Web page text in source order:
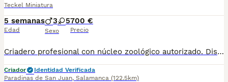
Teckel Miniatura
5 semanas
Edad
3 5
Sexo
700 €
Precio
Criadero profesional con núcleo zoológico autorizado. Disponemos de una camada de teckel miniatura en chocolate y arlequín chocolate. Se entregan: - con 2 meses - vacunación completa - desparasitaciones internas - Pasaporte y microchip - Revisión veterinaria - contrato con garantías víricas y congénitas Se atienden llamadas y WhatsApp 605 42 66 91
Criador
Identidad Verificada
Paradinas de San Juan, Salamanca (122.5km)